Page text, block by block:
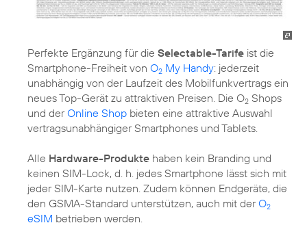
Perfekte Ergänzung für die Selectable-Tarife ist die
Smartphone-Freiheit von O2 My Handy: jederzeit
unabhängig von der Laufzeit des Mobilfunkvertrags ein
neues Top-Gerät zu attraktiven Preisen. Die O2 Shops
und derOnline Shop bieten eine attraktive Auswahl
vertragsunabhängiger Smartphones und Tablets.
Alle Hardware-Produkte haben kein Branding und
keinen SIM-Lock, d. h. jedes Smartphone lässt sich mit
jeder SIM-Karte nutzen. Zudem können Endgeräte, die
den GSMA-Standard unterstützen, auch mit derO2
eSIM betrieben werden.